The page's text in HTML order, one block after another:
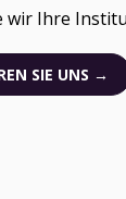
wir Ihre
SIE UNS →